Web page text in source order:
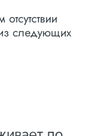
следующих